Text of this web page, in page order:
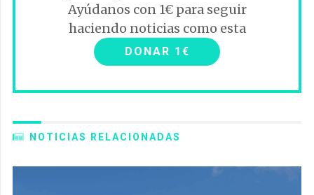
Ayúdanos con 1€ para seguir
haciendo noticias como esta
DONAR 1€
NOTICIAS RELACIONADAS